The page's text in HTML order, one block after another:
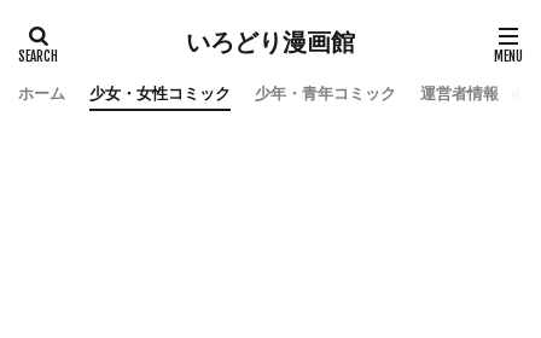
いろどり漫画館
ホーム 少女・女性コミック 少年・青年コミック 運営者情報